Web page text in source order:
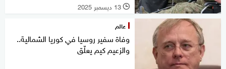
l 13 ديسمبر 2025
عالم
وفاة سفير روسيا في كوريا الشمالية..
والزعيم كيم يعلّق